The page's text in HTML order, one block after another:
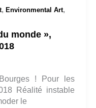
, Environmental Art,
monde »,
! Pour les
Réalité instable
le